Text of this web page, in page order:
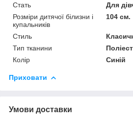
Стать
Для
Розміри дитячої білизни і
купальників
104 см.
Стиль
Тип тканини
Колір
Синій
Приховати
Умови доставки